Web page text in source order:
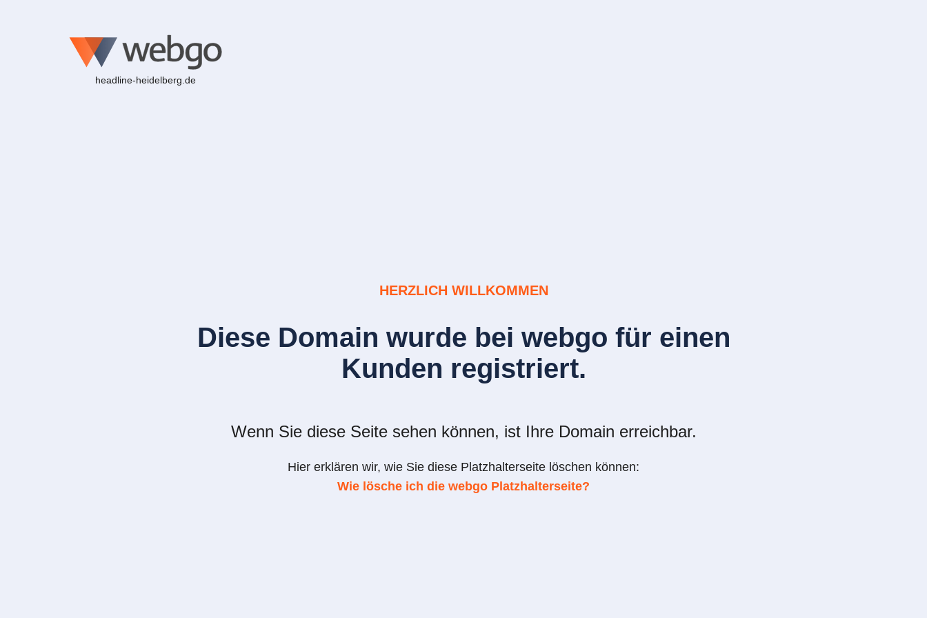
headline-heidelberg.de
HERZLICH WILLKOMMEN
Diese Domain wurde bei webgo für einen
Kunden registriert.
Wenn Sie diese Seite sehen können, ist Ihre Domain erreichbar.
Hier erklären wir, wie Sie diese Platzhalterseite löschen können:
Wie lösche ich die webgo Platzhalterseite?